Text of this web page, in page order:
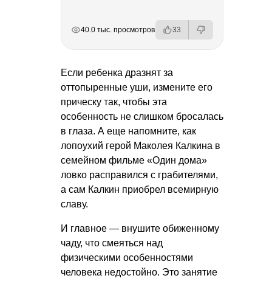
40.0 тыс. просмотров 33
Если ребенка дразнят за
оттопыренные уши, измените его
прическу так, чтобы эта
особенность не слишком бросалась
в глаза. А еще напомните, как
лопоухий герой Маколея Калкина в
семейном фильме «Один дома»
ловко расправился с грабителями,
а сам Калкин приобрел всемирную
славу.
И главное — внушите обиженному
чаду, что смеяться над
физическими особенностями
человека недостойно. Это занятие